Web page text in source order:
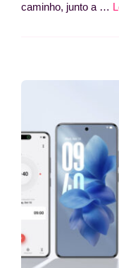
caminho, junto a …